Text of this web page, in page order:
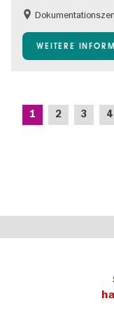
Barrierefrei
Gratis
Kinder
Teenager
WEITERE
Seitennummerierung
Aktuelle
1 Seite
2 Seite
3 4